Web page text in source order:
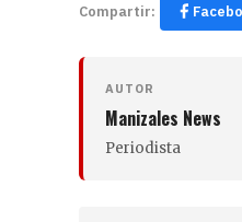
Compartir:
AUTOR
Manizales News
Periodista